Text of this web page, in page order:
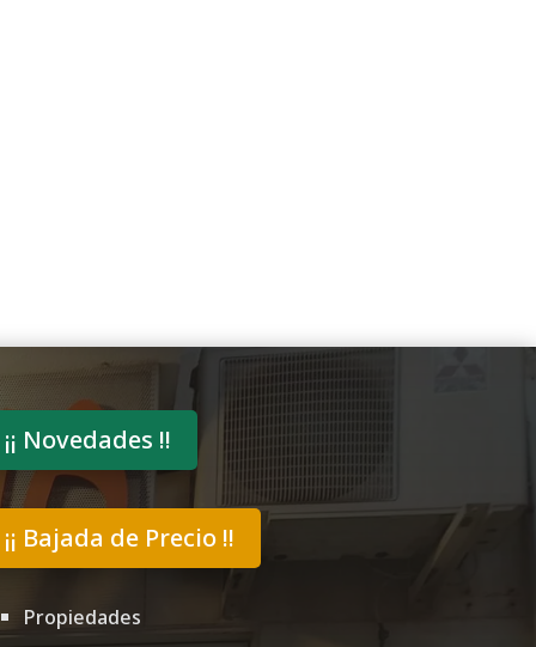
¡¡ Novedades !!
¡¡ Bajada de Precio !!
Propiedades